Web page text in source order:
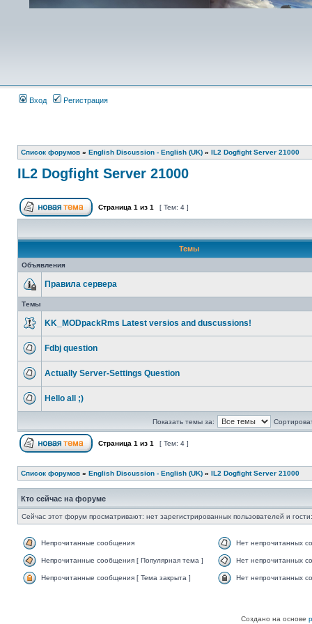
Вход Регистрация
Список форумов » English Discussion - English (UK) » IL2 Dogfight Server 21000
IL2 Dogfight Server 21000
Страница 1 из 1 [ Тем: 4 ]
Темы
Объявления
Правила сервера
Темы
KK_MODpackRms Latest versios and duscussions!
Fdbj question
Actually Server-Settings Question
Hello all ;)
Показать темы за:
Страница 1 из 1 [ Тем: 4 ]
Список форумов » English Discussion - English (UK) » IL2 Dogfight Server 21000
Кто сейчас на форуме
Сейчас этот форум просматривают: нет зарегистрированных пользователей и
Непрочитанные сообщения Нет непрочитанных
Непрочитанные сообщения [ Популярная тема ] Нет непрочитанных
Непрочитанные сообщения [ Тема закрыта ] Нет непрочитанных
Создано на основе